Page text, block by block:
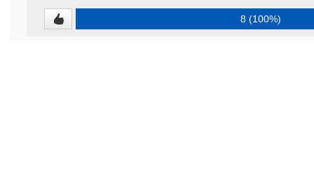
8 (100%)